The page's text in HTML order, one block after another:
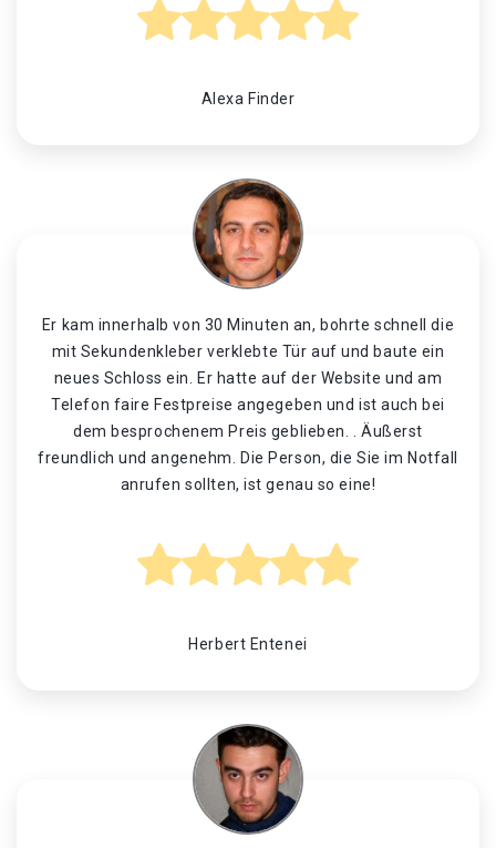
Alexa Finder
Er kam innerhalb von 30 Minuten an, bohrte schnell die
mit Sekundenkleber verklebte Tür auf und baute ein
neues Schloss ein. Er hatte auf der Website und am
Telefon faire Festpreise angegeben und ist auch bei
dem besprochenem Preis geblieben. . Äußerst
freundlich und angenehm. Die Person, die Sie im Notfall
anrufen sollten, ist genau so eine!
Herbert Entenei